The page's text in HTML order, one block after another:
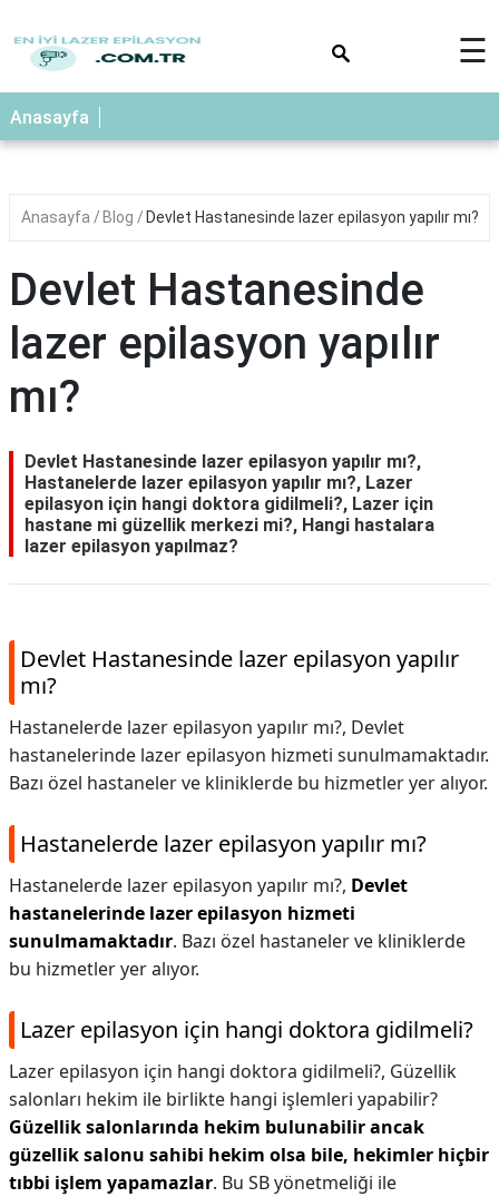
☰
Anasayfa
Anasayfa Blog Devlet Hastanesinde lazer epilasyon yapılır mı?
Devlet Hastanesinde
lazer epilasyon yapılır
mı?
Devlet Hastanesinde lazer epilasyon yapılır mı?,
Hastanelerde lazer epilasyon yapılır mı?, Lazer
epilasyon için hangi doktora gidilmeli?, Lazer için
hastane mi güzellik merkezi mi?, Hangi hastalara
lazer epilasyon yapılmaz?
Devlet Hastanesinde lazer epilasyon yapılır
mı?
Hastanelerde lazer epilasyon yapılır mı?, Devlet
hastanelerinde lazer epilasyon hizmeti sunulmamaktadır.
Bazı özel hastaneler ve kliniklerde bu hizmetler yer alıyor.
Hastanelerde lazer epilasyon yapılır mı?
Hastanelerde lazer epilasyon yapılır mı?, Devlet
hastanelerinde lazer epilasyon hizmeti
sunulmamaktadır. Bazı özel hastaneler ve kliniklerde
bu hizmetler yer alıyor.
Lazer epilasyon için hangi doktora gidilmeli?
Lazer epilasyon için hangi doktora gidilmeli?, Güzellik
salonları hekim ile birlikte hangi işlemleri yapabilir?
Güzellik salonlarında hekim bulunabilir ancak
güzellik salonu sahibi hekim olsa bile, hekimler hiçbir
tıbbi işlem yapamazlar. Bu SB yönetmeliği ile